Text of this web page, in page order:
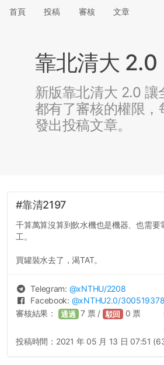
首頁 投稿 審核 文章
靠北清大 2.0
新版靠北清大 2.0 讓
都有了審核的權限，
發出投稿文章。
#靠清2197
千算萬算沒算到飲水機也是機器、也需要
工。
買罐裝水去了，渴TAT。
Telegram: @xNTHU/2208
Facebook: @xNTHU2.0/
審核結果： 通過 7 票 / 駁回 0 票
投稿時間： 2021 年 05 月 13 日 07:51